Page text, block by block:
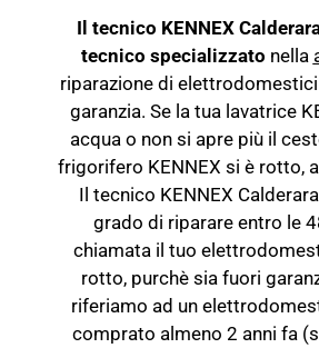
Il tecnico KENNEX
tecnico specializzato nella
riparazione di
garanzia. Se la tua lavatrice
acqua o non si apre più il
frigorifero KENNEX si è rotto,
Il tecnico KENNEX
grado di riparare entro le
chiamata il tuo
rotto, purchè sia fuori
riferiamo ad un
comprato almeno 2 anni fa